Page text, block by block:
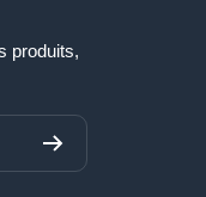
produits,